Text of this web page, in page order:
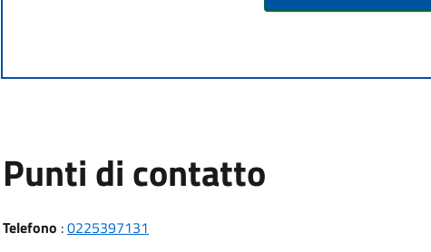
Punti di contatto
Telefono :0225397131